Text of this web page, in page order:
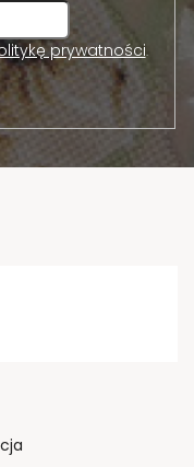
prywatności.